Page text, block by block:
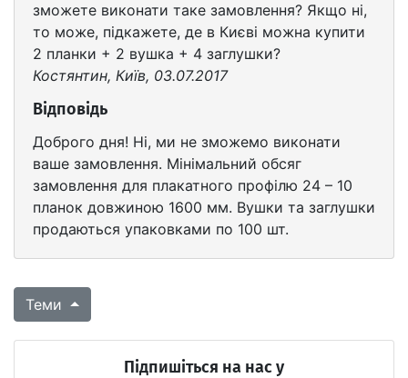
зможете виконати таке замовлення? Якщо ні,
то може, підкажете, де в Києві можна купити
2 планки + 2 вушка + 4 заглушки?
Костянтин, Київ, 03.07.2017
Відповідь
Доброго дня! Ні, ми не зможемо виконати
ваше замовлення. Мінімальний обсяг
замовлення для плакатного профілю 24 – 10
планок довжиною 1600 мм. Вушки та заглушки
продаються упаковками по 100 шт.
Теми
Підпишіться на нас у